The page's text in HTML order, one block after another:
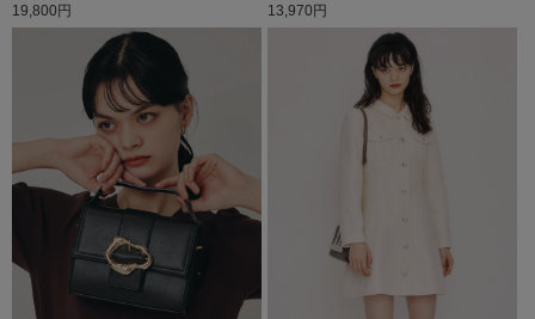
19,800円 13,970円